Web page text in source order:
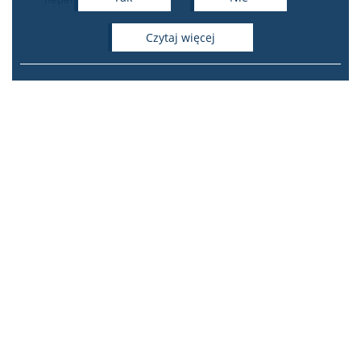
czytaj więcej